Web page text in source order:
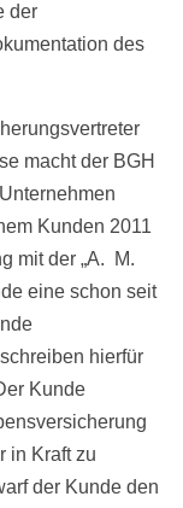
der
des
macht der BGH
Kunden 2011
mit der „A. M.
eine schon seit
hierfür
Kunde
in Kraft zu
der Kunde den